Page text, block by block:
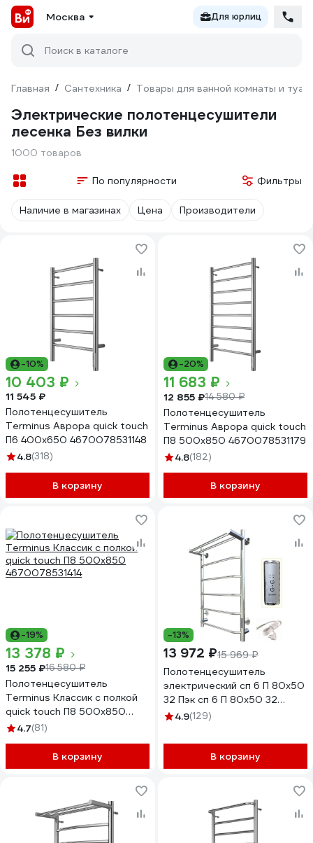
Москва Для юрлиц
Поиск в каталоге
Главная / Сантехника / Товары для ванной комнаты и
Электрические полотенцесушители
лесенка Без вилки
1000 товаров
По популярности Фильтры
Наличие в магазинах Цена Производители
-10%
10 403 ₽
11 545 ₽
Полотенцесушитель
Terminus Аврора quick touch
П6 400x650 4670078531148
4.8(318)
В корзину
-20%
11 683 ₽
12 855 ₽14 580 ₽
Полотенцесушитель
Terminus Аврора quick touch
П8 500x850 4670078531179
4.8(182)
В корзину
-19%
13 378 ₽
15 255 ₽16 580 ₽
Полотенцесушитель
Terminus Классик с полкой
quick touch П8 500x850
4670078531414
4.7(81)
В корзину
-13%
13 972 ₽15 969 ₽
Полотенцесушитель
электрический сп 6 П 80х50
32 Пэк сп 6 П 80х50 32
Тругор 00267364 00-
4.9(129)
В корзину